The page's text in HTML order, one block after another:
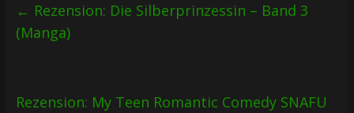
← Rezension: Die Silberprinzessin – Band 3
(Manga)
Rezension: My Teen Romantic Comedy SNAFU